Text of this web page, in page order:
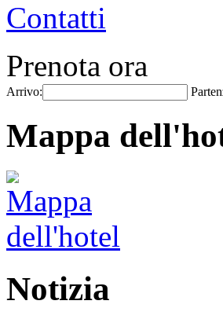
Contatti
Prenota ora
Arrivo:
Mappa
Notizia